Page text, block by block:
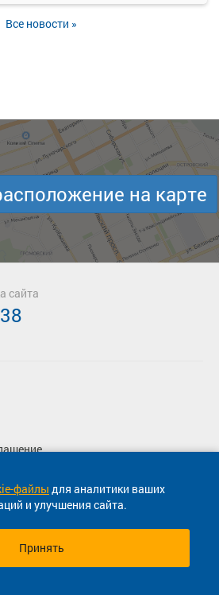
Все новости »
файлы для аналитики ваших
и улучшения сайта.
Принять
на карте
сообщения
сайта
Онлайн сервис продажи